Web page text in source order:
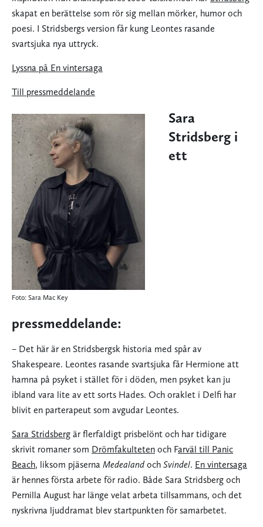
skapat en berättelse som rör sig mellan mörker, humor och
poesi. I Stridsbergs version får kung Leontes rasande
svartsjuka nya uttryck.
Lyssna på En vintersaga
Till pressmeddelande
Foto: Sara Mac Key
Sara
Stridsberg i
ett
pressmeddelande:
– Det här är en Stridsbergsk historia med spår av
Shakespeare. Leontes rasande svartsjuka får Hermione att
hamna på psyket i stället för i döden, men psyket kan ju
ibland vara lite av ett sorts Hades. Och oraklet i Delfi har
blivit en parterapeut som avgudar Leontes.
Sara Stridsberg är flerfaldigt prisbelönt och har tidigare
skrivit romaner som Drömfakulteten och Farväl till Panic
Beach, liksom pjäserna Medealand och Svindel. En vintersaga
är hennes första arbete för radio. Både Sara Stridsberg och
Pernilla August har länge velat arbeta tillsammans, och det
nyskrivna ljuddramat blev startpunkten för samarbetet.